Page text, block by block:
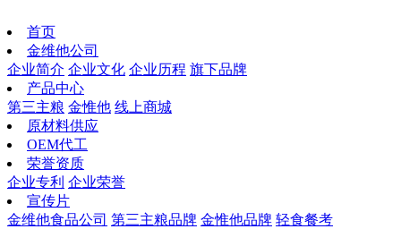
首页
金维他公司
企业简介 企业文化 企业历程 旗下品牌
产品中心
第三主粮 金惟他 线上商城
原材料供应
OEM代工
荣誉资质
企业专利 企业荣誉
宣传片
金维他食品公司 第三主粮品牌 金惟他品牌 轻食餐考